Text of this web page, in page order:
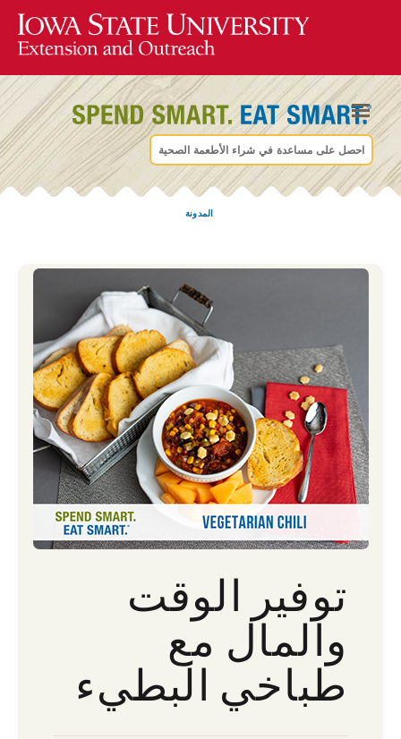
احصل على مساعدة في شراء الأطعمة الصحية
المدونة
توفير الوقت
والمال مع
طباخي البطيء